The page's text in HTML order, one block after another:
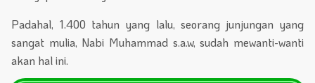
Padahal, 1.400 tahun yang lalu, seorang junjungan yang
sangat mulia, Nabi Muhammad s.a.w, sudah mewanti-wanti
akan hal ini.